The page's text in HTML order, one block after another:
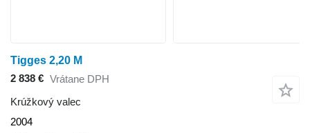
Tigges 2,20 M
2 838 € Vrátane DPH
Krúžkový valec
2004